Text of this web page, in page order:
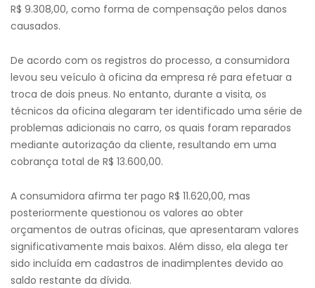
R$ 9.308,00, como forma de compensação pelos danos
causados.
De acordo com os registros do processo, a consumidora
levou seu veículo à oficina da empresa ré para efetuar a
troca de dois pneus. No entanto, durante a visita, os
técnicos da oficina alegaram ter identificado uma série de
problemas adicionais no carro, os quais foram reparados
mediante autorização da cliente, resultando em uma
cobrança total de R$ 13.600,00.
A consumidora afirma ter pago R$ 11.620,00, mas
posteriormente questionou os valores ao obter
orçamentos de outras oficinas, que apresentaram valores
significativamente mais baixos. Além disso, ela alega ter
sido incluída em cadastros de inadimplentes devido ao
saldo restante da dívida.